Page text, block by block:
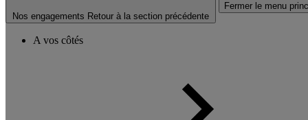
Nos engagements Retour à la section précédente
Fermer le menu
A vos côtés